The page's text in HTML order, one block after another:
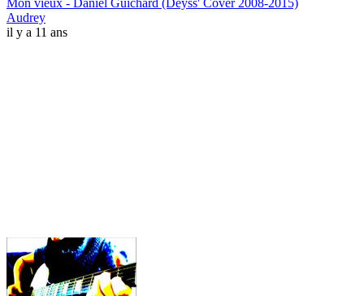
Mon vieux - Daniel Guichard (Deyss' Cover 2008-2015)
Audrey
il y a 11 ans